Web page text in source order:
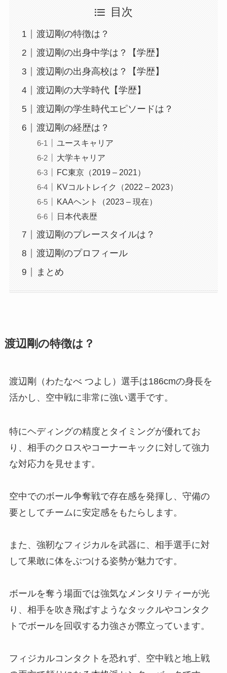
目次
渡辺剛の特徴は？
渡辺剛の出身中学は？【学歴】
渡辺剛の出身高校は？【学歴】
渡辺剛の大学時代【学歴】
渡辺剛の学生時代エピソードは？
渡辺剛の経歴は？
ユースキャリア
大学キャリア
FC東京（2019 – 2021）
KVコルトレイク（2022 – 2023）
KAAヘント（2023 – 現在）
日本代表歴
渡辺剛のプレースタイルは？
渡辺剛のプロフィール
まとめ
渡辺剛の特徴は？
渡辺剛（わたなべ つよし）選手は186cmの身長を
活かし、空中戦に非常に強い選手です。
特にヘディングの精度とタイミングが優れてお
り、相手のクロスやコーナーキックに対して強力
な対応力を見せます。
空中でのボール争奪戦で存在感を発揮し、守備の
要としてチームに安定感をもたらします。
また、強靭なフィジカルを武器に、相手選手に対
して果敢に体をぶつける姿勢が魅力です。
ボールを奪う場面では強気なメンタリティーが光
り、相手を吹き飛ばすようなタックルやコンタク
トでボールを回収する力強さが際立っています。
フィジカルコンタクトを恐れず、空中戦と地上戦